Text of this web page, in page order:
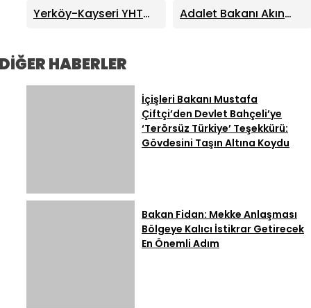
Tarihi Başarı: 1 Altın, 3
Bronz Madalya
“İsyan” Açıklaması
Nedeniyle Soruşturma
Yerköy-Kayseri YHT
Tamamlandı! Ankara-
Kayseri 1 Saat 45
Dakikaya Düşecek
Adalet Bakanı Akın
HABERLER
İçişleri Bakanı Mustafa
Çiftçi’den Devlet Bahçeli’ye
‘Terörsüz Türkiye’ Teşekkürü:
Gövdesini Taşın Altına Koydu
Bakan Fidan: Mekke Anlaşması
Bölgeye Kalıcı İstikrar Getirecek
En Önemli Adım